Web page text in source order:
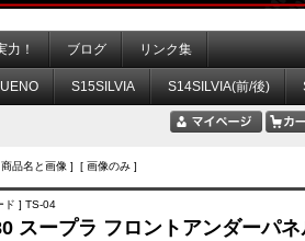
力！ ブログ リンク集
S15SILVIA S14SILVIA(前/後)
品名と画像 ] [ 画像のみ ]
ド ] TS-04
スープラ フロントアンダーパ